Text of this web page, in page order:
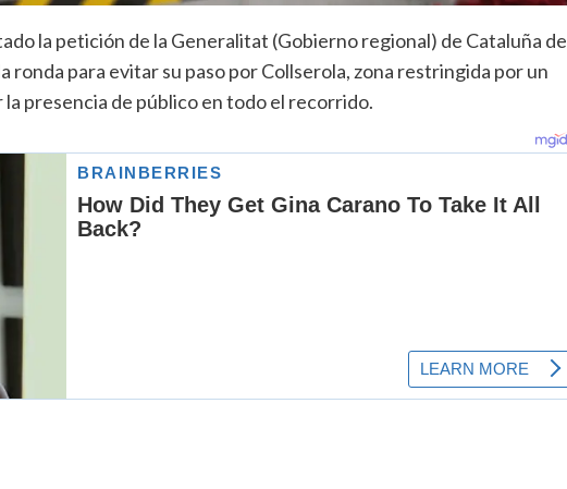
la petición de la Generalitat (Gobierno regional) de Cataluña de
ronda para evitar su paso por Collserola, zona restringida por un
presencia de público en todo el recorrido.